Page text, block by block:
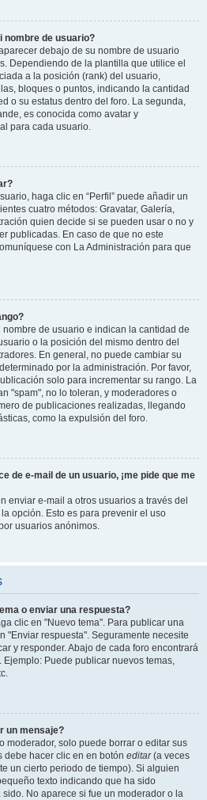
nombre de usuario?
debajo de su nombre de usuario
Dependiendo de la plantilla que utilice el
a la posición (rank) del usuario,
bloques o puntos, indicando la cantidad
o su estatus dentro del foro. La segunda,
es conocida como avatar y
para cada usuario.
haga clic en “Perfil” puede añadir un
cuatro métodos: Gravatar, Galería,
quien decide si se pueden usar o no y
publicadas. En caso de que no este
con La Administración para que
de usuario e indican la cantidad de
o la posición del mismo dentro del
En general, no puede cambiar su
por la administración. Por favor,
solo para incrementar su rango. La
"spam", no lo toleran, y moderadores o
de publicaciones realizadas, llegando
como la expulsión del foro.
de e-mail de un usuario, ¡me pide que me
enviar e-mail a otros usuarios a través del
opción. Esto es para prevenir el uso
usuarios anónimos.
o enviar una respuesta?
clic en "Nuevo tema". Para publicar una
"Enviar respuesta". Seguramente necesite
y responder. Abajo de cada foro encontrará
Puede publicar nuevos temas,
un mensaje?
moderador, solo puede borrar o editar sus
debe hacer clic en en botón editar(a veces
un cierto periodo de tiempo). Si alguien
texto indicando que ha sido
No aparece si fue un moderador o la